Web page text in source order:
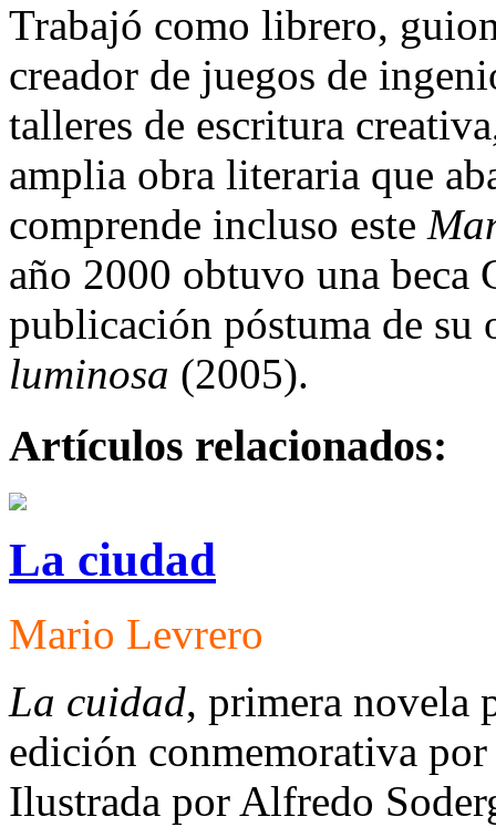
Trabajó como librero,
creador de juegos de
talleres de escritura
amplia obra literaria que
comprende incluso este
año 2000 obtuvo una beca
publicación póstuma de su
luminosa (2005).
Artículos relacionados:
La ciudad
Mario Levrero
La cuidad, primera novela
edición conmemorativa
Ilustrada por Alfredo